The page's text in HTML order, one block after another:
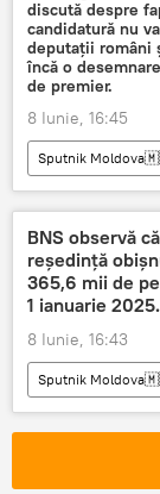
discută despre
candidatură nu
deputații români
încă o
de premier.
8 Iunie, 16:45
Sputnik
BNS observă
reședință
365,6 mii de
1 ianuarie 2025.
8 Iunie, 16:43
Sputnik